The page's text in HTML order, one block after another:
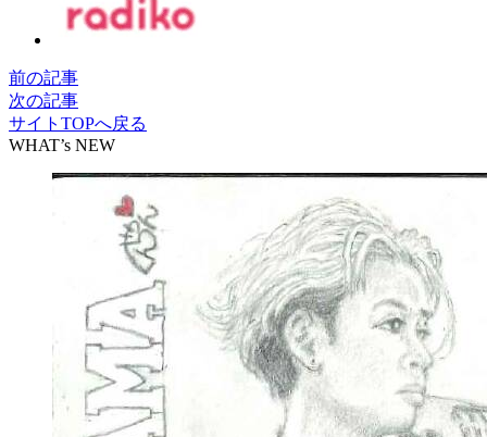
前の記事
次の記事
サイトTOPへ戻る
WHAT’s NEW